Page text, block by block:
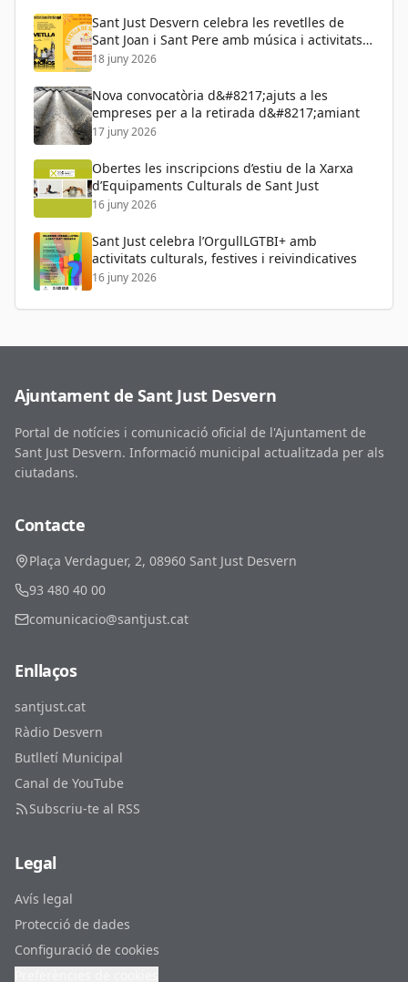
Sant Just Desvern celebra les revetlles de
Sant Joan i Sant Pere amb música i activitats
per a tots els públics
18 juny 2026
Nova convocatòria d&#8217;ajuts a les
empreses per a la retirada d&#8217;amiant
17 juny 2026
Obertes les inscripcions d’estiu de la Xarxa
d’Equipaments Culturals de Sant Just
16 juny 2026
Sant Just celebra l’OrgullLGTBI+ amb
activitats culturals, festives i reivindicatives
16 juny 2026
Ajuntament de Sant Just Desvern
Portal de notícies i comunicació oficial de l'Ajuntament de
Sant Just Desvern. Informació municipal actualitzada per als
ciutadans.
Contacte
Plaça Verdaguer, 2, 08960 Sant Just Desvern
93 480 40 00
comunicacio@santjust.cat
Enllaços
santjust.cat
Ràdio Desvern
Butlletí Municipal
Canal de YouTube
Subscriu-te al RSS
Legal
Avís legal
Protecció de dades
Configuració de cookies